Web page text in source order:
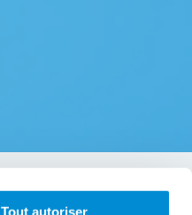
Tout autoriser